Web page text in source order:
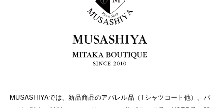
MUSASHIYAでは、新品商品のアパレル品（Tシャツコート他）、バ